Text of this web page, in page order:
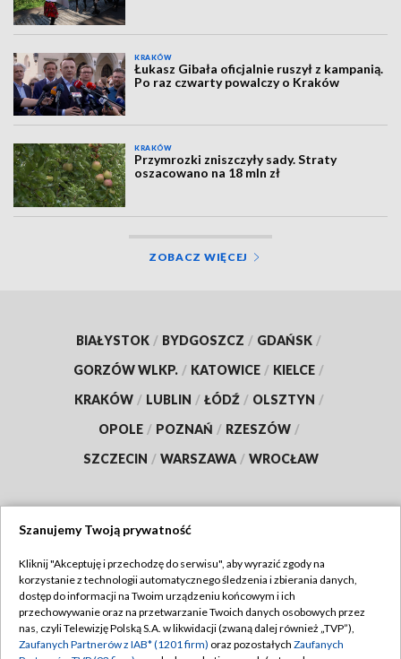
KRAKÓW
Łukasz Gibała oficjalnie ruszył z kampanią.
Po raz czwarty powalczy o Kraków
KRAKÓW
Przymrozki zniszczyły sady. Straty
oszacowano na 18 mln zł
ZOBACZ WIĘCEJ
BIAŁYSTOK / BYDGOSZCZ / GDAŃSK /
GORZÓW WLKP. / KATOWICE / KIELCE /
KRAKÓW / LUBLIN / ŁÓDŹ / OLSZTYN /
OPOLE / POZNAŃ / RZESZÓW /
SZCZECIN / WARSZAWA / WROCŁAW
TVP
Abonament TVP
Emisja w TVP
Regulamin TVP
Polityka prywatności
Szanujemy Twoją prywatność
Kliknij "Akceptuję i przechodzę do serwisu", aby wyrazić zgody na
korzystanie z technologii automatycznego śledzenia i zbierania danych,
dostęp do informacji na Twoim urządzeniu końcowym i ich
przechowywanie oraz na przetwarzanie Twoich danych osobowych przez
nas, czyli Telewizję Polską S.A. w likwidacji (zwaną dalej również „TVP”),
Zaufanych Partnerów z IAB* (1201 firm) oraz pozostałych Zaufanych